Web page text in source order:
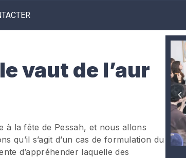
vaut de l’aur
à la fête de Pessah, et nous allons
qu’il s’agit d’un cas de formulation du
d’appréhender laquelle des